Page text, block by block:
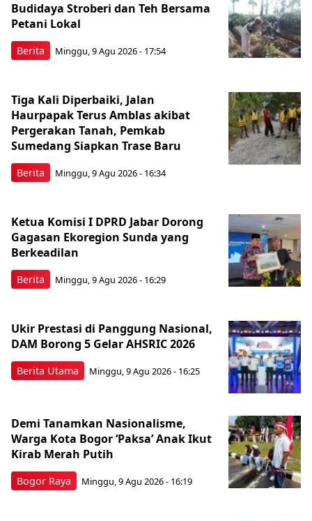
Berita
Budidaya Stroberi dan Teh Bersama
Petani Lokal
Minggu, 9 Agu 2026 - 17:54
Berita
Tiga Kali Diperbaiki, Jalan
Haurpapak Terus Amblas akibat
Pergerakan Tanah, Pemkab
Sumedang Siapkan Trase Baru
Minggu, 9 Agu 2026 - 16:34
Berita
Ketua Komisi I DPRD Jabar Dorong
Gagasan Ekoregion Sunda yang
Berkeadilan
Minggu, 9 Agu 2026 - 16:29
Berita Utama
Ukir Prestasi di Panggung Nasional,
DAM Borong 5 Gelar AHSRIC 2026
Minggu, 9 Agu 2026 - 16:25
Bogor Raya
Demi Tanamkan Nasionalisme,
Warga Kota Bogor ‘Paksa’ Anak Ikut
Kirab Merah Putih
Minggu, 9 Agu 2026 - 16:19